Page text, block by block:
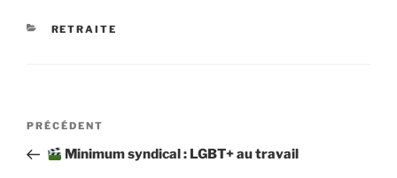
CATÉGORIES
RETRAITE
Navigation
l’article
Article
précédent
PRÉCÉDENT
Minimum syndical : LGBT+ au travail